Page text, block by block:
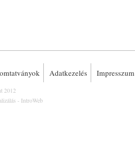
Adatkezelés Impresszum
2012
- IntroWeb